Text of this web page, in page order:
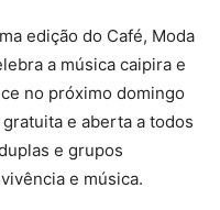
edição do Café, Moda
a música caipira e
no próximo domingo
e aberta a todos
e grupos
e música.